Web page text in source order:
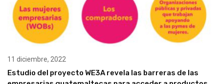
11 diciembre, 2022
Estudio del proyecto WE3A revela las barreras de las